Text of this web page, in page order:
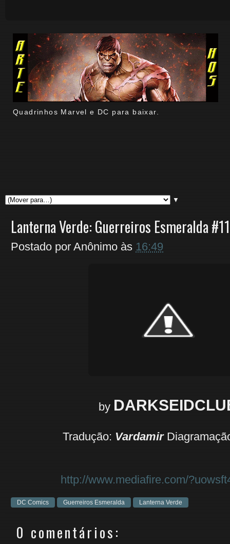
Quadrinhos Marvel e DC para baixar.
▼
Lanterna Verde: Guerreiros Esmeralda #11
Postado por Anônimo às 16:49
by
Tradução: Vardamir
http://www.mediafire.com/
DC Comics Guerreiros Esmeralda Lanterna Verde
0 comentários: